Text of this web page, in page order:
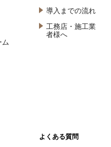
ム
導入までの流れ
工務店・施工業
者様へ
よくある質問